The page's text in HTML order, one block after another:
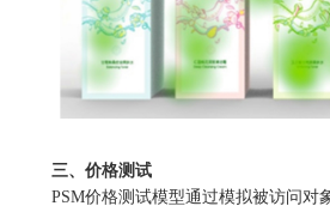
三、价格测试
PSM价格测试模型通过模拟被访问对